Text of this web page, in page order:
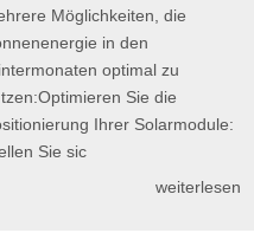
Möglichkeiten, die
in den
optimal zu
Sie die
Ihrer Solarmodule:
Sie sic
weiterlesen